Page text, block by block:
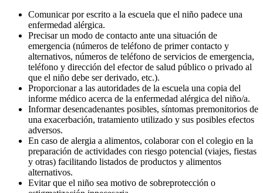
Comunicar por escrito a la escuela que el niño padece una
enfermedad alérgica.
Precisar un modo de contacto ante una situación de
emergencia (números de teléfono de primer contacto y
alternativos, números de teléfono de servicios de emergencia,
teléfono y dirección del efector de salud público o privado al
que el niño debe ser derivado, etc.).
Proporcionar a las autoridades de la escuela una copia del
informe médico acerca de la enfermedad alérgica del niño/a.
Informar desencadenantes posibles, síntomas premonitorios de
una exacerbación, tratamiento utilizado y sus posibles efectos
adversos.
En caso de alergia a alimentos, colaborar con el colegio en la
preparación de actividades con riesgo potencial (viajes, fiestas
y otras) facilitando listados de productos y alimentos
alternativos.
Evitar que el niño sea motivo de sobreprotección o